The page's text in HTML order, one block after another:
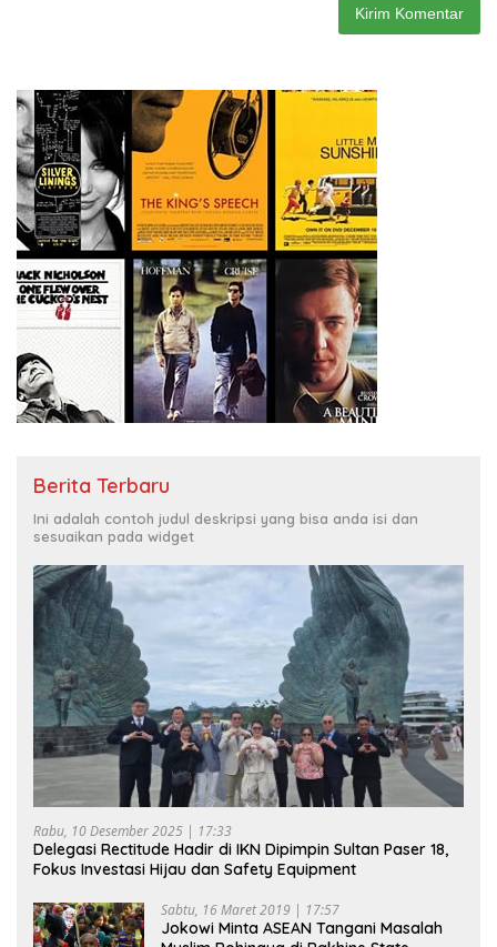
Berita Terbaru
Ini adalah contoh judul deskripsi yang bisa anda isi dan
sesuaikan pada widget
Rabu, 10 Desember 2025 | 17:33
Delegasi Rectitude Hadir di IKN Dipimpin Sultan Paser 18,
Fokus Investasi Hijau dan Safety Equipment
Sabtu, 16 Maret 2019 | 17:57
Jokowi Minta ASEAN Tangani Masalah